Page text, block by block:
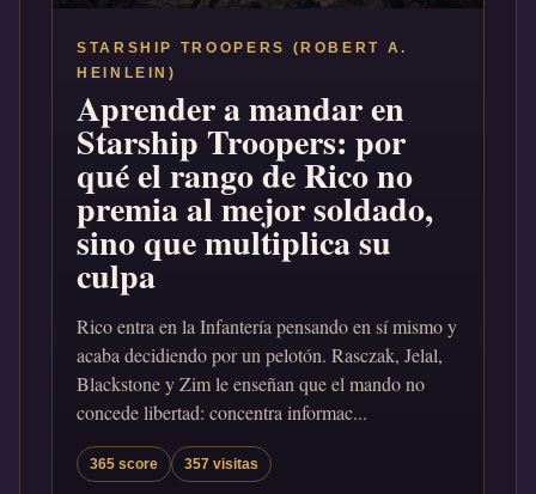
STARSHIP TROOPERS (ROBERT A.
HEINLEIN)
Aprender a mandar en
Starship Troopers: por
qué el rango de Rico no
premia al mejor soldado,
sino que multiplica su
culpa
Rico entra en la Infantería pensando en sí mismo y
acaba decidiendo por un pelotón. Rasczak, Jelal,
Blackstone y Zim le enseñan que el mando no
concede libertad: concentra informac...
365 score 357 visitas